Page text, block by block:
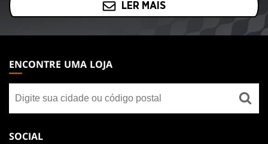
LER MAIS
THE
GATHERING
FOOTER
ENCONTRE UMA LOJA
uma
loja
SOCIAL